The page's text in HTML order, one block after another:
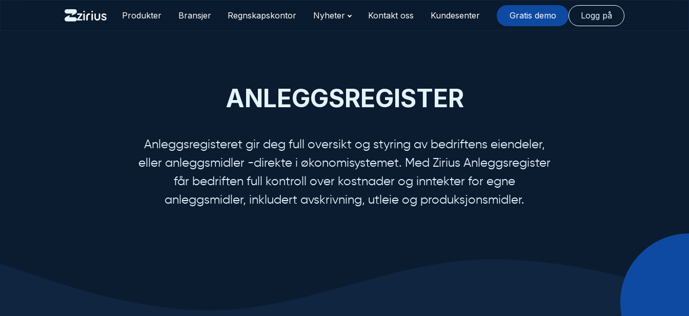
Produkter Bransjer Regnskapskontor Nyheter Kontakt oss Kundesenter Gratis demo Logg på
ANLEGGSREGISTER
Anleggsregisteret gir deg full oversikt og styring av bedriftens eiendeler,
eller anleggsmidler -direkte i økonomisystemet. Med Zirius Anleggsregister
får bedriften full kontroll over kostnader og inntekter for egne
anleggsmidler, inkludert avskrivning, utleie og produksjonsmidler.